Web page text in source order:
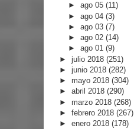
►ago 05(11)
►ago 04(3)
►ago 03(7)
►ago 02(14)
►ago 01(9)
► julio 2018 (251)
► junio 2018 (282)
► mayo 2018 (304)
► abril 2018 (290)
► marzo 2018 (268)
► febrero 2018 (267)
► enero 2018 (178)